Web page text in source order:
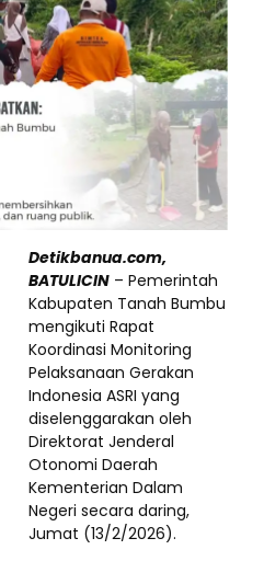
Detikbanua.com,
BATULICIN – Pemerintah
Kabupaten Tanah Bumbu
mengikuti Rapat
Koordinasi Monitoring
Pelaksanaan Gerakan
Indonesia ASRI yang
diselenggarakan oleh
Direktorat Jenderal
Otonomi Daerah
Kementerian Dalam
Negeri secara daring,
Jumat (13/2/2026).